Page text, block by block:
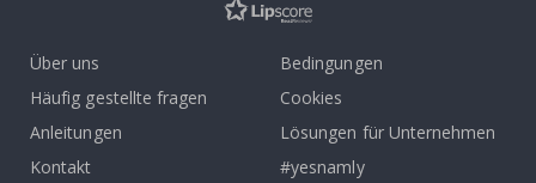
Über uns
Häufig gestellte fragen
Anleitungen
Kontakt
Bedingungen
Cookies
Lösungen für Unternehmen
#yesnamly